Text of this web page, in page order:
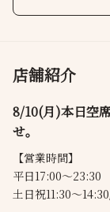
店舗紹介
8/10(月)本日空
せ。
【営業時間】
平日17:00～23:30
土日祝11:30～